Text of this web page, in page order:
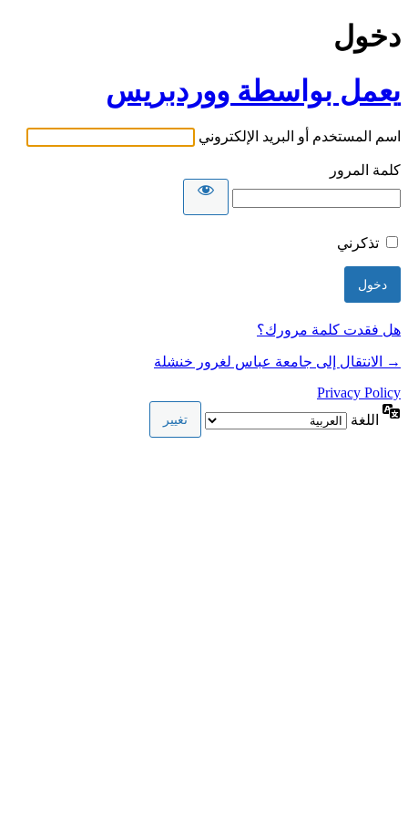
دخول
يعمل بواسطة ووردبريس
اسم المستخدم أو البريد الإلكتروني
كلمة المرور
تذكرني
هل فقدت كلمة مرورك؟
→ الانتقال إلى جامعة عباس لغرور خنشلة
Privacy Policy
اللغة